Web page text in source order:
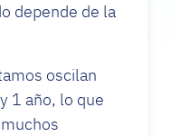
depende de la
oscilan
1 año, lo que